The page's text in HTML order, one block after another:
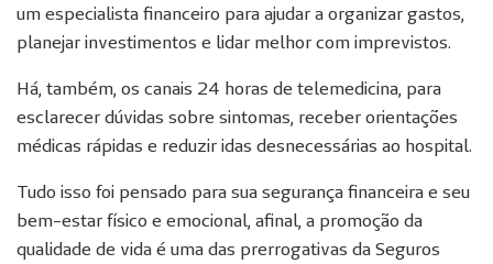
um especialista financeiro para ajudar a organizar gastos,
planejar investimentos e lidar melhor com imprevistos.
Há, também, os canais 24 horas de telemedicina, para
esclarecer dúvidas sobre sintomas, receber orientações
médicas rápidas e reduzir idas desnecessárias ao hospital.
Tudo isso foi pensado para sua segurança financeira e seu
bem-estar físico e emocional, afinal, a promoção da
qualidade de vida é uma das prerrogativas da Seguros